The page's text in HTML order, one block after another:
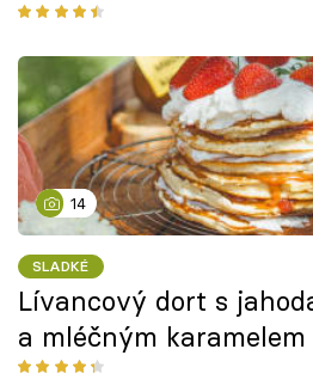
14
SLADKÉ
Lívancový dort s
a mléčným karamelem